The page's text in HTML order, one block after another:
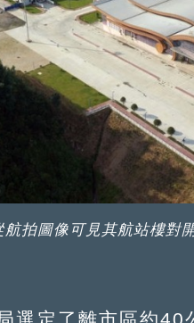
拍圖像可見其航站樓對
定了離市區約40